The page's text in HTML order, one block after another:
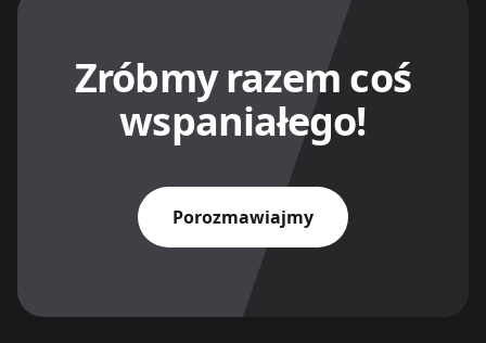
Zróbmy razem coś
wspaniałego!
Porozmawiajmy